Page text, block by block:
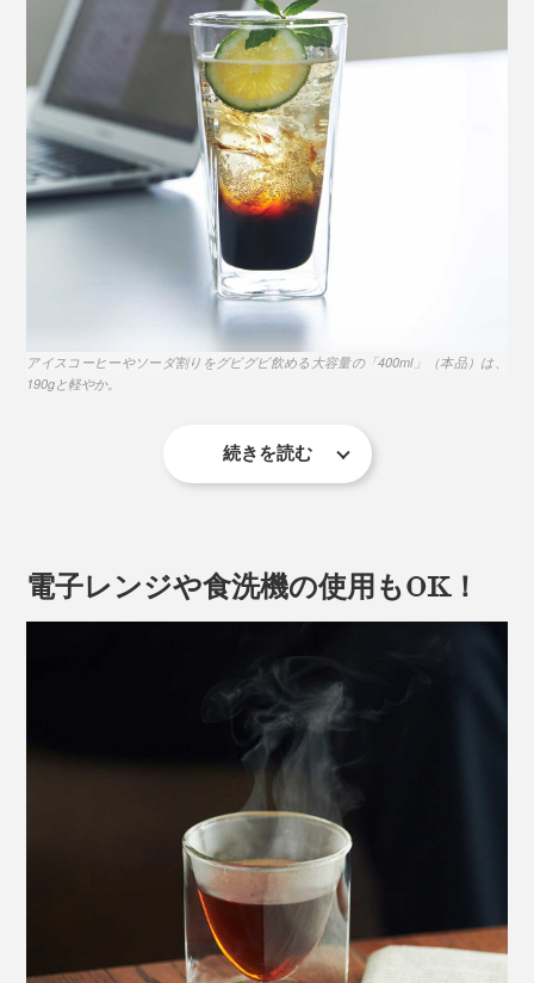
側面に４つの角があるから、グラスを持つ手も滑りにく
く、グリップ力がアップ。
底面は少し肉厚に、凹凸を付けた4点で支えることで転
倒しにくい形状です。
アイスコーヒーやソーダ割りをグビグビ飲める大容量の「400ml」（本品）は、
190gと軽やか。
すことがなくなるから、木製テーブルに残しがちな、グ
ラスの“輪ジミ”も心配ありません。
続きを読む
電子レンジや食洗機の使用もOK！